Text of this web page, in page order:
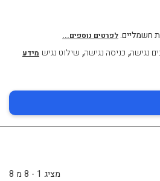
חשמליים.לפרטים נוספים...
נגישה, כניסה נגישה, שילוט נגיש מידע
מציג 1 - 8 מ 8